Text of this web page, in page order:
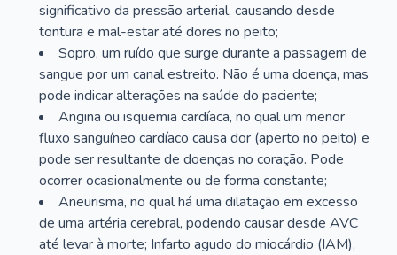
significativo da pressão arterial, causando desde
tontura e mal-estar até dores no peito;
Sopro, um ruído que surge durante a passagem de
sangue por um canal estreito. Não é uma doença, mas
pode indicar alterações na saúde do paciente;
Angina ou isquemia cardíaca, no qual um menor
fluxo sanguíneo cardíaco causa dor (aperto no peito) e
pode ser resultante de doenças no coração. Pode
ocorrer ocasionalmente ou de forma constante;
Aneurisma, no qual há uma dilatação em excesso
de uma artéria cerebral, podendo causar desde AVC
até levar à morte; Infarto agudo do miocárdio (IAM),